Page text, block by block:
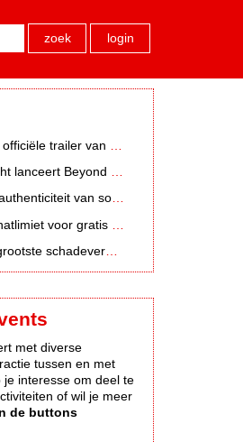
zoek login
trailer van L*VE KLEINE
binnen International Creative Business
van social naar tv
gratis ChatGPT-gebruikers
ooit betalen: 567 miljoen dollar
met diverse
tussen en met
interesse om deel te
of wil je meer
de buttons